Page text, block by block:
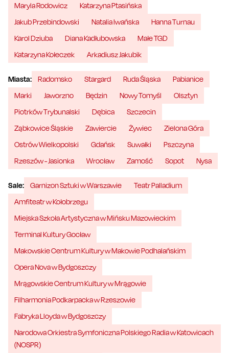
Maryla Rodowicz
Katarzyna Ptasińska
Jakub Przebindowski
Natalia Iwańska
Hanna Turnau
Karol Dziuba
Diana Kadłubowska
Małe TGD
Katarzyna Kołeczek
Arkadiusz Jakubik
Miasta: Radomsko Stargard Ruda Śląska
Pabianice
Marki
Jaworzno Będzin Nowy Tomyśl
Olsztyn
Piotrków Trybunalski
Dębica
Szczecin
Ząbkowice Śląskie
Zawiercie Żywiec
Zielona Góra
Ostrów Wielkopolski
Gdańsk Suwałki
Pszczyna
Rzeszów - Jasionka
Wrocław Zamość Sopot Nysa
Sale: Garnizon Sztuki w Warszawie
Teatr Palladium
Amfiteatr w Kołobrzegu
Miejska Szkoła Artystyczna w Mińsku Mazowieckim
Terminal Kultury Gocław
Makowskie Centrum Kultury w Makowie Podhalańskim
Opera Nova w Bydgoszczy
Mrągowskie Centrum Kultury w Mrągowie
Filharmonia Podkarpacka w Rzeszowie
Fabryka Lloyda w Bydgoszczy
Narodowa Orkiestra Symfoniczna Polskiego Radia w Katowicach
(NOSPR)